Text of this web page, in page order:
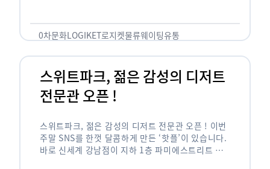
0차문화LOGIKET로지켓물류웨이팅유통
스위트파크, 젊은 감성의 디저트
전문관 오픈 !
스위트파크, 젊은 감성의 디저트 전문관 오픈 ! 이번
주말 SNS를 한껏 달콤하게 만든 ‘핫플’이 있습니다.
바로 신세계 강남점이 지하 1층 파미에스트리트 분